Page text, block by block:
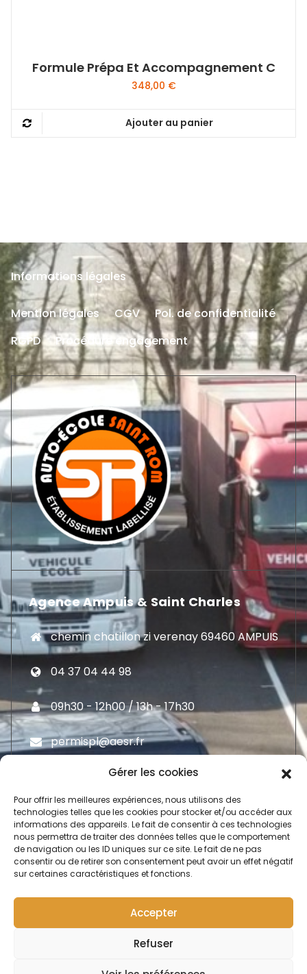
Gérer les cookies
Pour offrir les meilleures expériences, nous utilisons des
technologies telles que les cookies pour stocker et/ou accéder aux
informations des appareils. Le fait de consentir à ces technologies
nous permettra de traiter des données telles que le comportement
de navigation ou les ID uniques sur ce site. Le fait de ne pas
consentir ou de retirer son consentement peut avoir un effet négatif
sur certaines caractéristiques et fonctions.
Accepter
Refuser
Formule Prépa Et Accompagnement C
348,00 €
Ajouter au panier
Informations légales
Mention légales CGV
Pol. de confidentialité
RGPD
Procédure engagement
Agence Ampuis & Saint Charles
chemin chatillon zi verenay 69460 AMPUIS
04 37 04 44 98
09h30 - 12h00 / 13h - 17h30
permispl@aesr.fr
Moyen De Paiement
Copyright © 2026 AESR POIDS LOURD